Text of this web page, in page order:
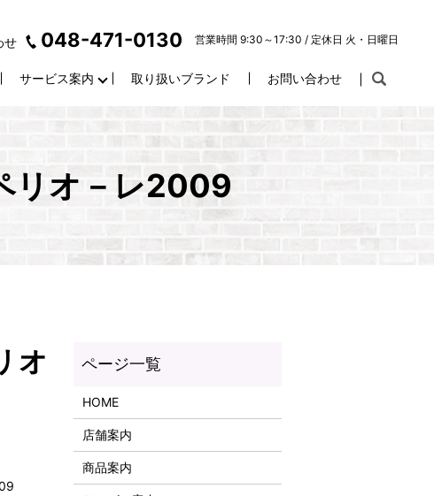
せ 048-471-0130 営業時間 9:30～17:30 / 定休日 火・日曜日
サービス案内 取り扱いブランド お問い合わせ
リオ－レ2009
オ
HOME
店舗案内
商品案内